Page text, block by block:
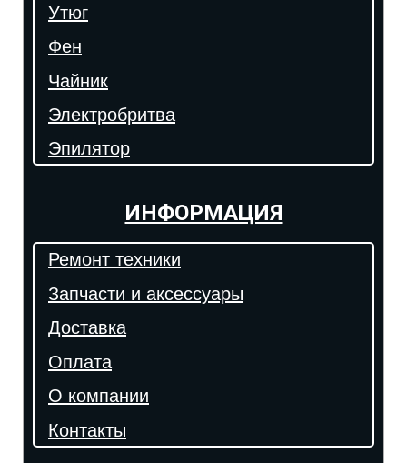
Утюг
Фен
Чайник
Электробритва
Эпилятор
ИНФОРМАЦИЯ
Ремонт техники
Запчасти и аксессуары
Доставка
Оплата
О компании
Контакты